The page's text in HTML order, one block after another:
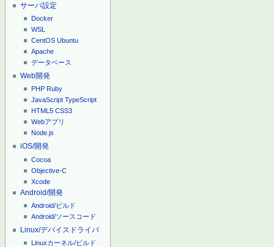
サーバ設定
Docker
WSL
CentOS Ubuntu
Apache
データベース
Web開発
PHP Ruby
JavaScript TypeScript
HTML5 CSS3
Webアプリ
Node.js
iOS/開発
Cocoa
Objective-C
Xcode
Android/開発
Android/ビルド
Android/ソースコード
Linux/デバイスドライバ
Linuxカーネル/ビルド